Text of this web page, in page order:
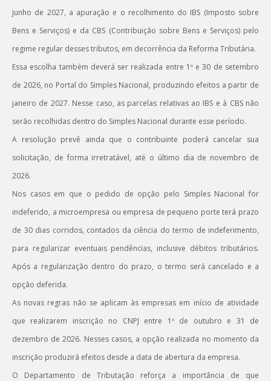
junho de 2027, a apuração e o recolhimento do IBS (Imposto sobre
Bens e Serviços) e da CBS (Contribuição sobre Bens e Serviços) pelo
regime regular desses tributos, em decorrência da Reforma Tributária.
Essa escolha também deverá ser realizada entre 1º e 30 de setembro
de 2026, no Portal do Simples Nacional, produzindo efeitos a partir de
janeiro de 2027. Nesse caso, as parcelas relativas ao IBS e à CBS não
serão recolhidas dentro do Simples Nacional durante esse período.
A resolução prevê ainda que o contribuinte poderá cancelar sua
solicitação, de forma irretratável, até o último dia de novembro de
2026.
Nos casos em que o pedido de opção pelo Simples Nacional for
indeferido, a microempresa ou empresa de pequeno porte terá prazo
de 30 dias corridos, contados da ciência do termo de indeferimento,
para regularizar eventuais pendências, inclusive débitos tributários.
Após a regularização dentro do prazo, o termo será cancelado e a
opção deferida.
As novas regras não se aplicam às empresas em início de atividade
que realizarem inscrição no CNPJ entre 1º de outubro e 31 de
dezembro de 2026. Nesses casos, a opção realizada no momento da
inscrição produzirá efeitos desde a data de abertura da empresa.
O Departamento de Tributação reforça a importância de que